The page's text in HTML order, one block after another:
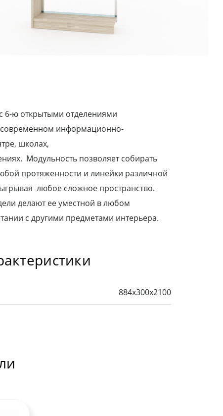
6-ю открытыми отделениями
современном информационно-
школах,
Модульность позволяет собирать
протяженности и линейки различной
любое сложное пространство.
делают ее уместной в любом
с другими предметами интерьера.
884х300х2100